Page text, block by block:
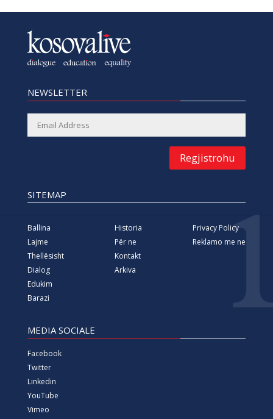
NEWSLETTER
Regjistrohu
SITEMAP
Ballina
Lajme
Thellësisht
Dialog
Edukim
Barazi
Historia
Për ne
Kontakt
Arkiva
Privacy Policy
Reklamo me ne
MEDIA SOCIALE
Facebook
Twitter
Linkedin
YouTube
Vimeo